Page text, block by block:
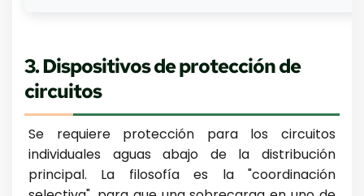
3. Dispositivos de protección de
circuitos
Se requiere protección para los circuitos
individuales aguas abajo de la distribución
principal. La filosofía es la "coordinación